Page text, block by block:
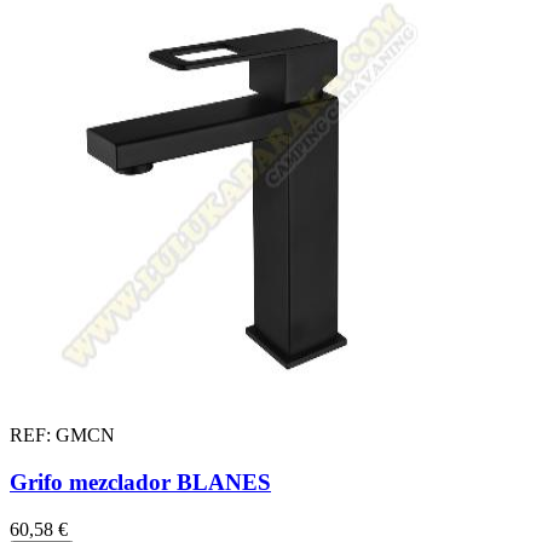
REF: GMCN
Grifo mezclador BLANES
60,58 €